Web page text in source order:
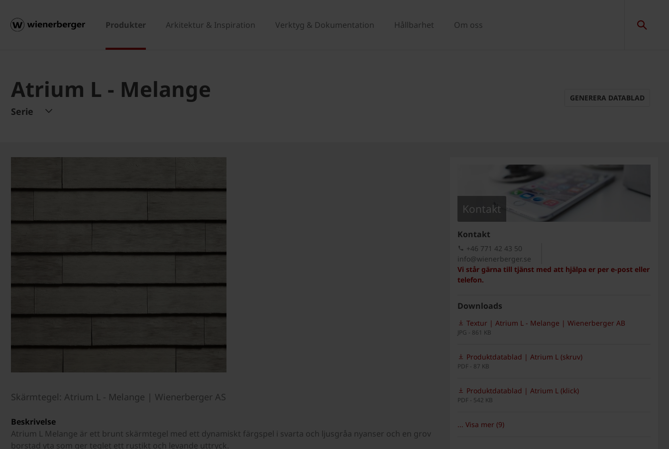
Produkter Arkitektur & Inspiration Verktyg & Dokumentation Hållbarhet Om oss
Atrium L - Melange
Serie
GENERERA DATABLAD
Skärmtegel: Atrium L - Melange | Wienerberger AS
Beskrivelse
Atrium L Melange är ett brunt skärmtegel med ett dynamiskt färgspel i svarta och ljusgråa nyanser och en grov
borstad yta som ger teglet ett rustikt och levande uttryck.
Kontakt
Kontakt
Vi står gärna till tjänst med att hjälpa er per e-post eller
telefon.
+46 771 42 43 50
info@wienerberger.se
Downloads
Textur | Atrium L - Melange | Wienerberger AB
JPG - 861 KB
Produktdatablad | Atrium L (skruv)
PDF - 87 KB
Produktdatablad | Atrium L (klick)
PDF - 542 KB
... Visa mer (9)